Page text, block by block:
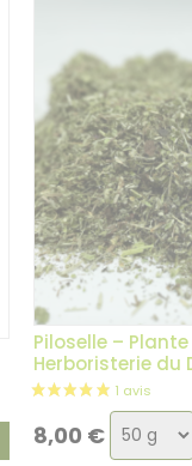
Piloselle –
Herboristerie du
8,00 € Choix
de